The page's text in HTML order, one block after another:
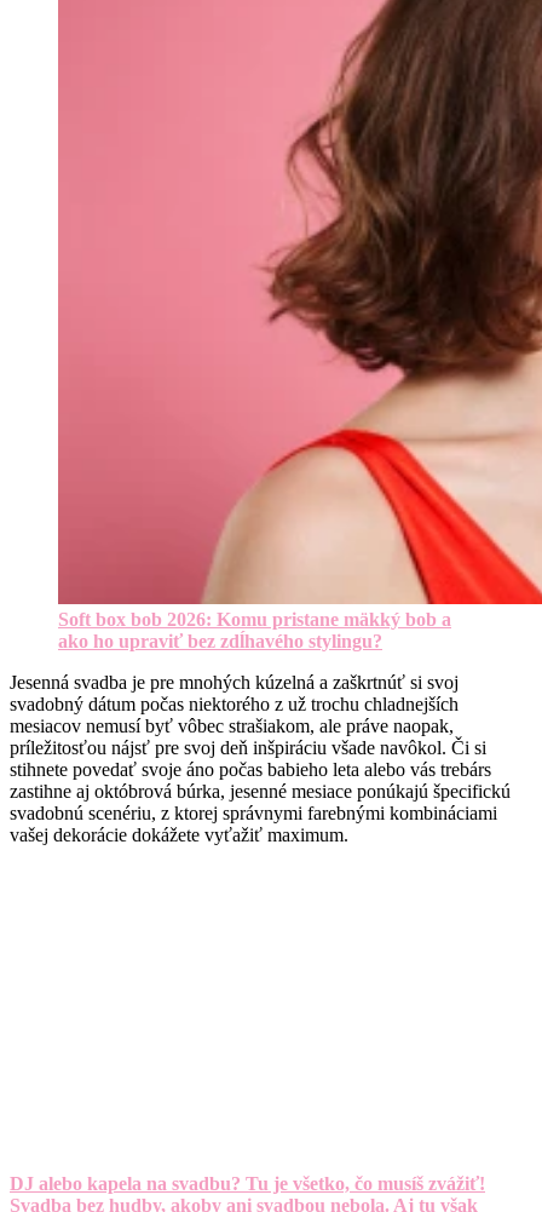
Soft box bob 2026: Komu pristane mäkký bob a
ako ho upraviť bez zdĺhavého stylingu?
Jesenná svadba je pre mnohých kúzelná a zaškrtnúť si svoj
svadobný dátum počas niektorého z už trochu chladnejších
mesiacov nemusí byť vôbec strašiakom, ale práve naopak,
príležitosťou nájsť pre svoj deň inšpiráciu všade navôkol. Či si
stihnete povedať svoje áno počas babieho leta alebo vás trebárs
zastihne aj októbrová búrka, jesenné mesiace ponúkajú špecifickú
svadobnú scenériu, z ktorej správnymi farebnými kombináciami
vašej dekorácie dokážete vyťažiť maximum.
DJ alebo kapela na svadbu? Tu je všetko, čo musíš zvážiť!
Svadba bez hudby, akoby ani svadbou nebola. Aj tu však